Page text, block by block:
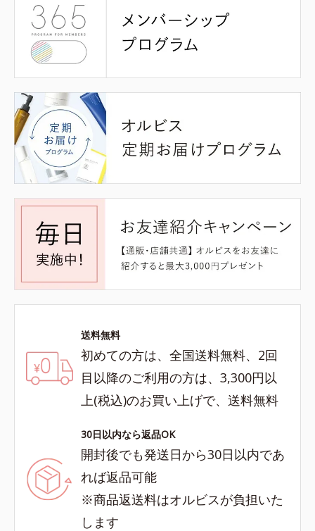
送料無料
初めての方は、全国送料無料、2回
目以降のご利用の方は、3,300円以
上(税込)のお買い上げで、送料無料
30日以内なら返品OK
開封後でも発送日から30日以内であ
れば返品可能
※商品返送料はオルビスが負担いた
します